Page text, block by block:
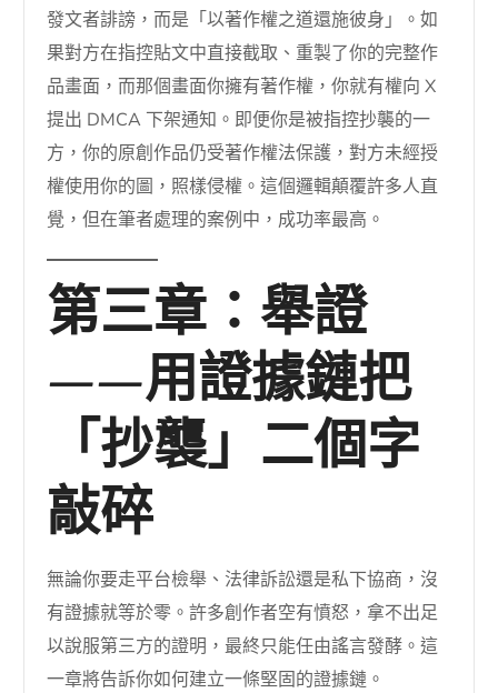
發文者誹謗，而是「以著作權之道還施彼身」。如
果對方在指控貼文中直接截取、重製了你的完整作
品畫面，而那個畫面你擁有著作權，你就有權向 X
提出 DMCA 下架通知。即便你是被指控抄襲的一
方，你的原創作品仍受著作權法保護，對方未經授
權使用你的圖，照樣侵權。這個邏輯顛覆許多人直
覺，但在筆者處理的案例中，成功率最高。
第三章：舉證
——用證據鏈把
「抄襲」二個字
敲碎
無論你要走平台檢舉、法律訴訟還是私下協商，沒
有證據就等於零。許多創作者空有憤怒，拿不出足
以說服第三方的證明，最終只能任由謠言發酵。這
一章將告訴你如何建立一條堅固的證據鏈。